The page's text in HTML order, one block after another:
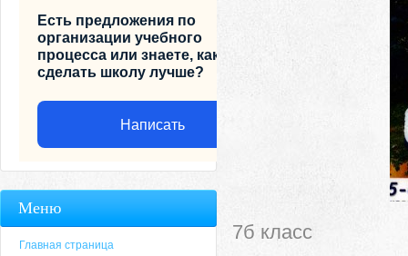
7б класс
Есть предложения по
организации учебного
процесса или знаете, как
сделать школу лучше?
Написать
Меню
Главная страница